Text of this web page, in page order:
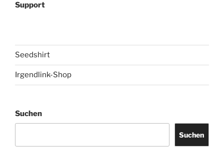
Support
Seedshirt
Irgendlink-Shop
Suchen
Suchen